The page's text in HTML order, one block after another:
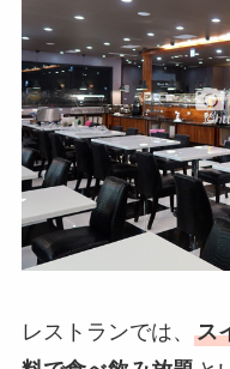
レストランでは、 ス